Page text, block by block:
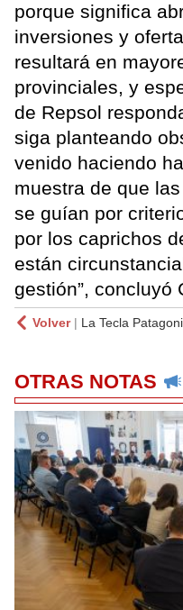
porque significa
inversiones y
resultará en
provinciales, y
de Repsol
siga planteando
venido haciendo
muestra de que
se guían por
por los caprichos
están
gestión”, concluyó
Volver| La Tecla
OTRAS NOTAS